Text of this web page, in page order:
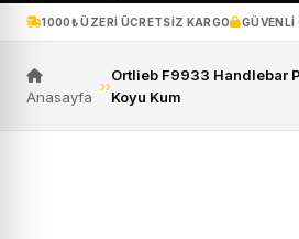
1000₺ ÜZERI ÜCRETSIZ KARGO GÜVENLI
Anasayfa
››
Ortlieb F9933 Handlebar
Koyu Kum